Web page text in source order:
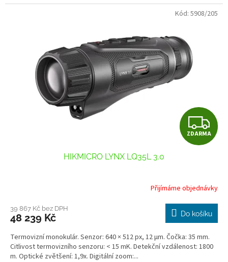
Z
D
R
M
A
ZDARMA
HIKMICRO LYNX LQ35L 3.0
Přijímáme objednávky
39 867 Kč bez DPH
48 239 Kč Do košíku
Termovizní monokulár. Senzor: 640 × 512 px, 12 μm. Čočka: 35 mm.
Citlivost termovizního senzoru: < 15 mK. Detekční vzdálenost: 1800
m. Optické zvětšení: 1,9x. Digitální zoom:...
Kód: 5908/205